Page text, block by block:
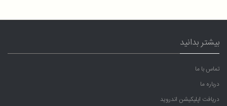
بیشتر بدانید
تماس با ما
درباره ما
دریافت اپلیکیشن اندروید